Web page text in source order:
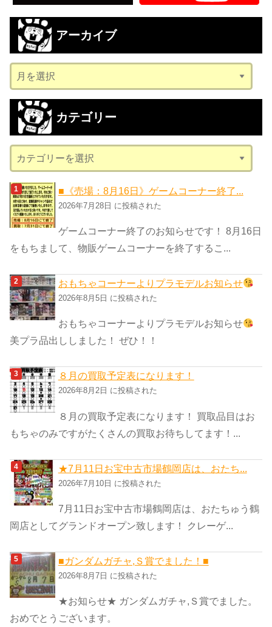
アーカイブ
ー
カ
ブ
カテゴリー
テ
ゴ
リ
ー
■《売場：8月16日》ゲームコーナー終了...
2026年7月28日 に投稿された
ゲームコーナー終了のお知らせです！ 8月16日
をもちまして、物販ゲームコーナーを終了するこ...
おもちゃコーナーよりプラモデルお知らせ
2026年8月5日 に投稿された
おもちゃコーナーよりプラモデルお知らせ
美プラ品出ししました！ ぜひ！！
８月の買取予定表になります！
2026年8月2日 に投稿された
８月の買取予定表になります！ 買取品目はお
もちゃのみですがたくさんの買取お待ちしてます！...
★7月11日お宝中古市場鶴岡店は、おたち...
2026年7月10日 に投稿された
7月11日お宝中古市場鶴岡店は、おたちゅう鶴
岡店としてグランドオープン致します！ クレーゲ...
■ガンダムガチャ,Ｓ賞でました！■
2026年8月7日 に投稿された
★お知らせ★ ガンダムガチャ,Ｓ賞でました。
おめでとうございます。